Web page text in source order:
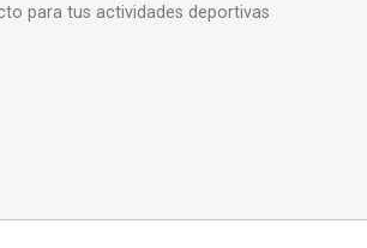
para tus actividades deportivas